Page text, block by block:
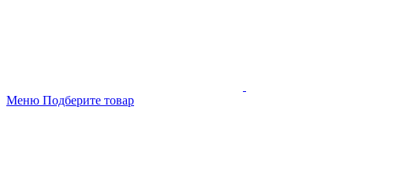
Меню Подберите товар